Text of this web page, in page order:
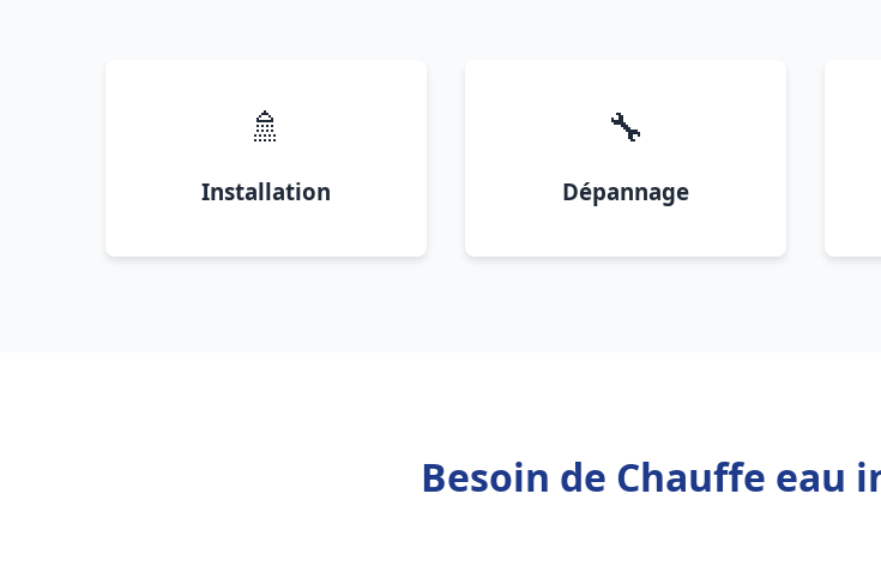
🚿
Installation
🔧
Dépannage
Besoin de Chauffe eau